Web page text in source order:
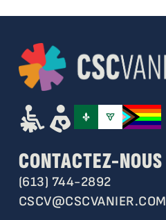
CONTACTEZ-NOUS
(613) 744-2892
CSCV@CSCVANIER.COM